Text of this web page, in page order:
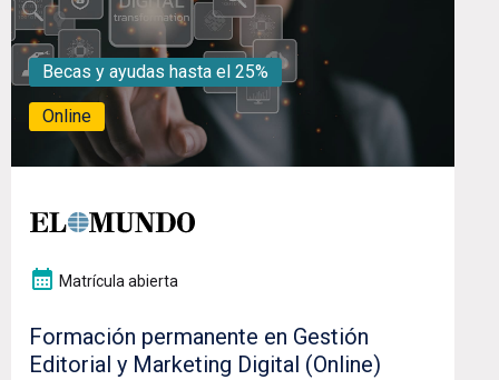
Online
Becas y ayudas hasta el 25%
Matrícula abierta
Formación permanente en Gestión
Editorial y Marketing Digital (Online)